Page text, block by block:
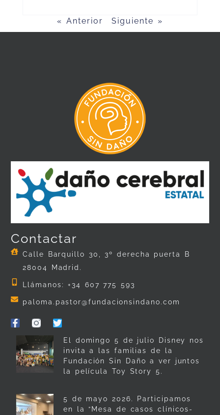
« Anterior Siguiente »
Contactar
Calle Barquillo 30, 3º derecha puerta B
28004 Madrid.
Llámanos: +34 607 775 593
paloma.pastor@fundacionsindano.com
El domingo 5 de julio Disney nos
invita a las familias de la
Fundación Sin Daño a ver juntos
la película Toy Story 5.
5 de mayo 2026. Participamos
en la “Mesa de casos clínicos-